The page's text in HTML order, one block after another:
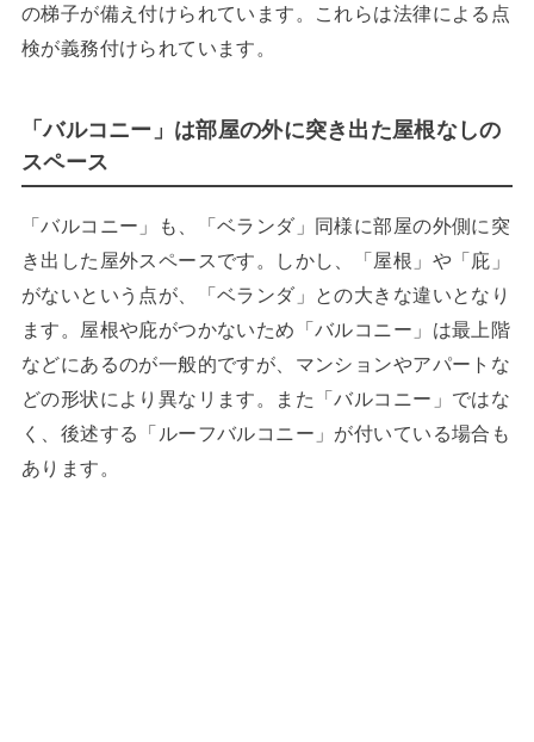
の梯子が備え付けられています。これらは法律による点
検が義務付けられています。
「バルコニー」は部屋の外に突き出た屋根なしの
スペース
「バルコニー」も、「ベランダ」同様に部屋の外側に突
き出した屋外スペースです。しかし、「屋根」や「庇」
がないという点が、「ベランダ」との大きな違いとなり
ます。屋根や庇がつかないため「バルコニー」は最上階
などにあるのが一般的ですが、マンションやアパートな
どの形状により異なリます。また「バルコニー」ではな
く、後述する「ルーフバルコニー」が付いている場合も
あります。